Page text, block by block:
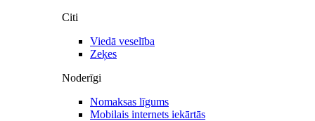
Citi
Viedā veselība
Zeķes
Noderīgi
Nomaksas līgums
Mobilais internets iekārtās